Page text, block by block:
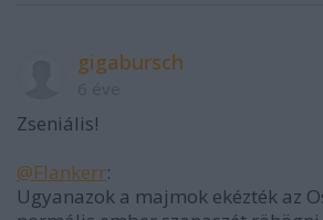
gigabursch
Zseniális!
@Flankerr:
Ugyanazok a majmok ekézték az